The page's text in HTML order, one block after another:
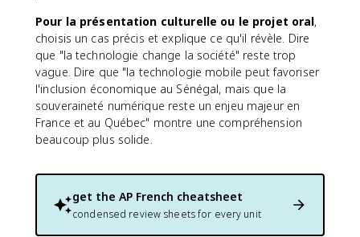
Pour la présentation culturelle ou le projet oral,
choisis un cas précis et explique ce qu'il révèle. Dire
que "la technologie change la société" reste trop
vague. Dire que "la technologie mobile peut favoriser
l'inclusion économique au Sénégal, mais que la
souveraineté numérique reste un enjeu majeur en
France et au Québec" montre une compréhension
beaucoup plus solide.
get the AP French cheatsheet
condensed review sheets for every unit